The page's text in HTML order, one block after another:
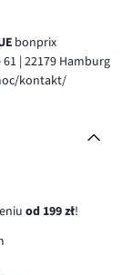
bonprix
| 22179 Hamburg
kontakt/
od 199 zł!